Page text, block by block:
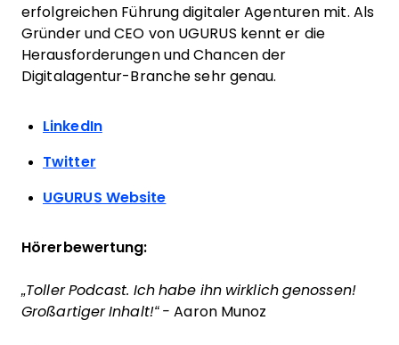
erfolgreichen Führung digitaler Agenturen mit. Als
Gründer und CEO von UGURUS kennt er die
Herausforderungen und Chancen der
Digitalagentur-Branche sehr genau.
LinkedIn
Twitter
UGURUS Website
Hörerbewertung:
„Toller Podcast. Ich habe ihn wirklich genossen!
Großartiger Inhalt!“ - Aaron Munoz